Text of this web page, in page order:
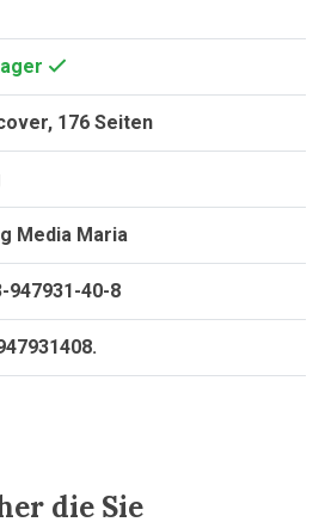
176 Seiten
Media Maria
947931-40-8
die Sie